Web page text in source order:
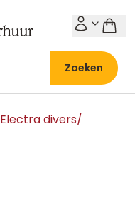
Zoeken
Electra divers/